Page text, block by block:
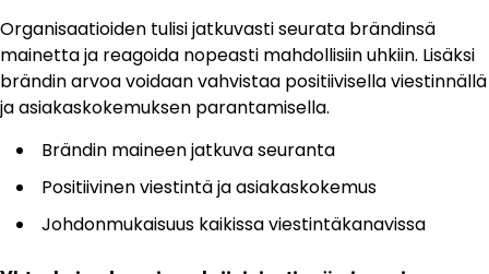
Organisaatioiden tulisi jatkuvasti seurata brändinsä
mainetta ja reagoida nopeasti mahdollisiin uhkiin. Lisäksi
brändin arvoa voidaan vahvistaa positiivisella viestinnällä
ja asiakaskokemuksen parantamisella.
Brändin maineen jatkuva seuranta
Positiivinen viestintä ja asiakaskokemus
Johdonmukaisuus kaikissa viestintäkanavissa